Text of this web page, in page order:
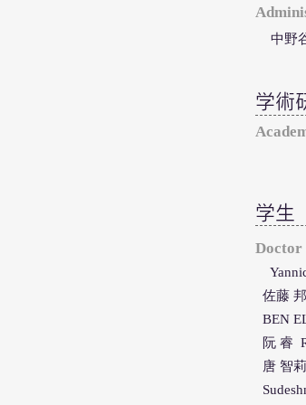
中野
学術
​学生
Doctor
佐藤
BEN
阮 睿
唐 智